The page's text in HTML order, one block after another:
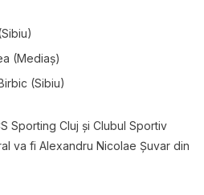
(Mediaș)
(Sibiu)
Sporting Cluj și Clubul Sportiv
va fi Alexandru Nicolae Șuvar din